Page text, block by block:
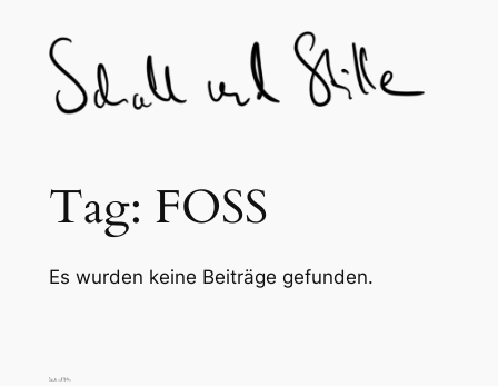
content
Tag: FOSS
Es wurden keine Beiträge gefunden.